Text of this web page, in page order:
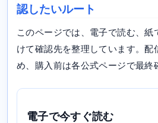
認したいルート
このページでは、電子で読む、紙
けて確認先を整理しています。配
め、購入前は各公式ページで最終
電子で今すぐ読む